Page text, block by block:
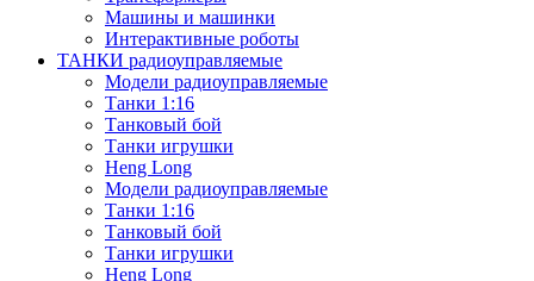
Машины и машинки
Интерактивные роботы
ТАНКИ радиоуправляемые
Модели радиоуправляемые
Танки 1:16
Танковый бой
Танки игрушки
Heng Long
Модели радиоуправляемые
Танки 1:16
Танковый бой
Танки игрушки
Heng Long